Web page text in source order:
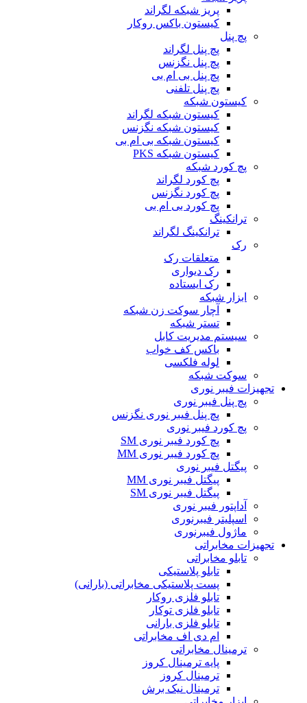
پریز شبکه لگراند
کیستون باکس روکار
پچ پنل
پچ پنل لگراند
پچ پنل نگزنس
پچ پنل بی ام بی
پچ پنل تلفنی
کیستون شبکه
کیستون شبکه لگراند
کیستون شبکه نگزنس
کیستون شبکه بی ام بی
کیستون شبکه PKS
پچ کورد شبکه
پچ کورد لگراند
پچ کورد نگزنس
پچ کورد بی ام بی
ترانکینگ
ترانکینگ لگراند
رک
متعلقات رک
رک دیواری
رک ایستاده
ابزار شبکه
آچار سوکت زن شبکه
تستر شبکه
سیستم مدیریت کابل
باکس کف خواب
لوله فلکسی
سوکت شبکه
تجهیزات فیبر نوری
پچ پنل فیبر نوری
پچ پنل فیبر نوری نگزنس
پچ کورد فیبر نوری
پچ کورد فیبر نوری SM
پچ کورد فیبر نوری MM
پیگتل فیبر نوری
پیگتل فیبر نوری MM
پیگتل فیبر نوری SM
آداپتور فیبر نوری
اسپلیتر فیبرنوری
ماژول فیبرنوری
تجهیزات مخابراتی
تابلو مخابراتی
تابلو پلاستیکی
پست پلاستیکی مخابراتی (بارانی)
تابلو فلزی روکار
تابلو فلزی توکار
تابلو فلزی بارانی
ام دی اف مخابراتی
ترمینال مخابراتی
پایه ترمینال کروز
ترمینال کروز
ترمینال نیک برش